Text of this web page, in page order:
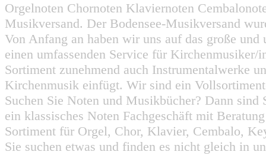
Orgelnoten Chornoten Klaviernoten
Musikversand. Der Bodensee-Musikversand
Von Anfang an haben wir uns auf das große
einen umfassenden Service für
Sortiment zunehmend auch Instrumentalwerke
Kirchenmusik einfügt. Wir sind ein
Suchen Sie Noten und Musikbücher? Dann
ein klassisches Noten Fachgeschäft mit
Sortiment für Orgel, Chor, Klavier, Cembalo,
Sie suchen etwas und finden es nicht gleich in